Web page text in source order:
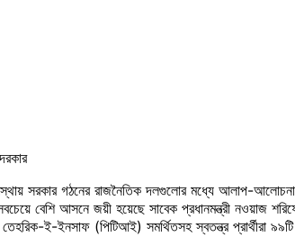
সরকার গঠনের রাজনৈতিক দলগুলোর মধ্যে আলাপ-
বেশি আসনে জয়ী হয়েছে সাবেক প্রধানমন্ত্রী নওয়াজ
তেহরিক-ই-ইনসাফ (পিটিআই) সমর্থিতসহ স্বতন্ত্র প্রার্থীরা